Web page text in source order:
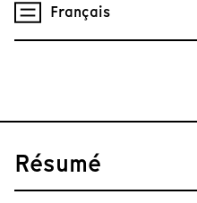
Français
Résumé